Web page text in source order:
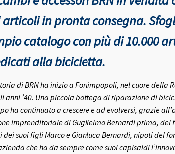
articoli in pronta consegna.
catalogo con più di 10.000
alla bicicletta.
di BRN ha inizio a Forlimpopoli, nel cuore della
anni ’40. Una piccola bottega di riparazione di
ha continuato a crescere e ad evolversi, grazie
imprenditoriale di Guglielmo Bernardi prima, del
dei suoi figli Marco e Gianluca Bernardi, nipoti del
che ha da sempre come suoi capisaldi